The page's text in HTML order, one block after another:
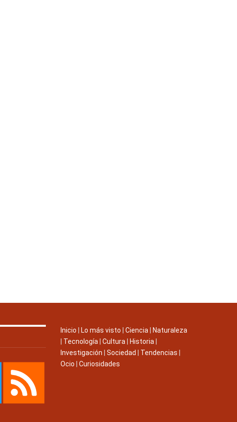
Inicio Lo más visto Ciencia
Naturaleza
Tecnología Cultura Historia
Investigación
Sociedad Tendencias
Ocio
Curiosidades